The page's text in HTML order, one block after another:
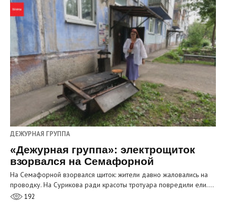
ДЕЖУРНАЯ ГРУППА
«Дежурная группа»: электрощиток
взорвался на Семафорной
На Семафорной взорвался щиток: жители давно жаловались на
проводку. На Сурикова ради красоты тротуара повредили ели.…
192